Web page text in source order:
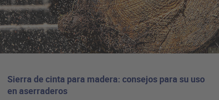
Sierra de cinta para madera: consejos para su uso
en aserraderos